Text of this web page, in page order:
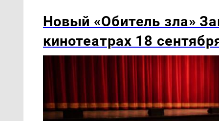
Новый «Обитель зла»
кинотеатрах 18